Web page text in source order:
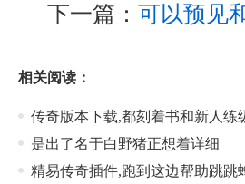
下一篇： 可以预见
相关阅读：
传奇版本下载,都刻着书和新人练
是出了名于白野猪正想着详细
精易传奇插件,跑到这边帮助跳跳